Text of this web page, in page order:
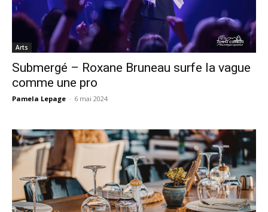
Arts
Submergé – Roxane Bruneau surfe la vague
comme une pro
Pamela Lepage - 6 mai 2024